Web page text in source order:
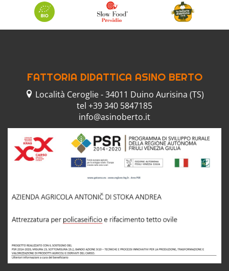
FATTORIA DIDATTICA ASINO BERTO
Località Ceroglie-34011 Duino Aurisina (TS)
tel +39 340 5847185
info@asinoberto.it